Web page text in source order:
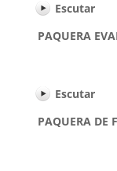
Escutar
PAQUERA
Escutar
PAQUERA DE